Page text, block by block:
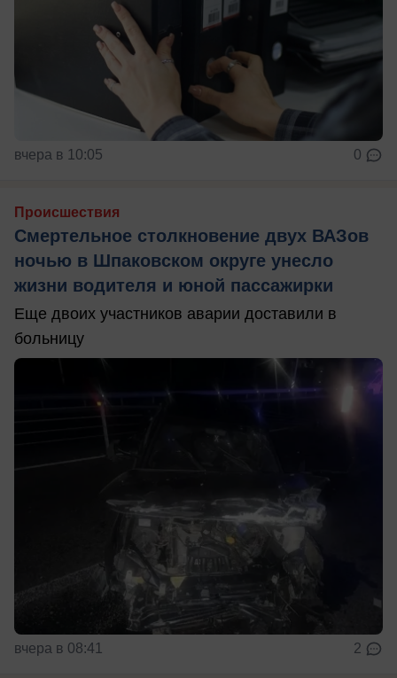
вчера в 10:05 0
Происшествия
Смертельное столкновение двух ВАЗов
ночью в Шпаковском округе унесло
жизни водителя и юной пассажирки
Еще двоих участников аварии доставили в
больницу
вчера в 08:41 2